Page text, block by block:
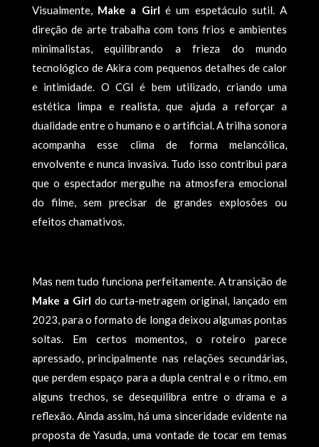
Visualmente, Make a Girl é um espetáculo sutil. A
direção de arte trabalha com tons frios e ambientes
minimalistas, equilibrando a frieza do mundo
tecnológico de Akira com pequenos detalhes de calor
e intimidade. O CGI é bem utilizado, criando uma
estética limpa e realista, que ajuda a reforçar a
dualidade entre o humano e o artificial. A trilha sonora
acompanha esse clima de forma melancólica,
envolvente e nunca invasiva. Tudo isso contribui para
que o espectador mergulhe na atmosfera emocional
do filme, sem precisar de grandes explosões ou
efeitos chamativos.
Mas nem tudo funciona perfeitamente. A transição de
Make a Girl do curta-metragem original, lançado em
2023, para o formato de longa deixou algumas pontas
soltas. Em certos momentos, o roteiro parece
apressado, principalmente nas relações secundárias,
que perdem espaço para a dupla central e o ritmo, em
alguns trechos, se desequilibra entre o drama e a
reflexão. Ainda assim, há uma sinceridade evidente na
proposta de Yasuda, uma vontade de tocar em temas